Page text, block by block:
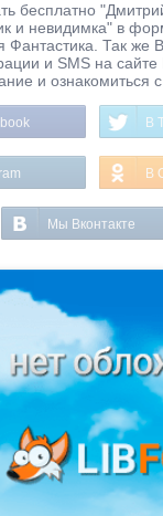
бесплатно
и невидимка" в
Так же
и SMS на
и ознакомиться
В
В
Мы Вконтакте